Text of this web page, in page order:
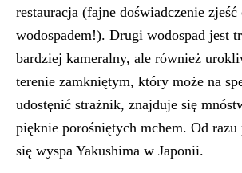
restauracja (fajne doświadczenie
wodospadem!). Drugi wodospad jest
bardziej kameralny, ale również
terenie zamkniętym, który może na
udostęnić strażnik, znajduje się
pięknie porośniętych mchem. Od razu
się wyspa Yakushima w Japonii.